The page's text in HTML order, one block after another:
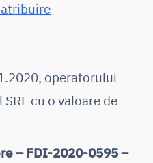
operatorului
cu o valoare de
– FDI-2020-0595 –